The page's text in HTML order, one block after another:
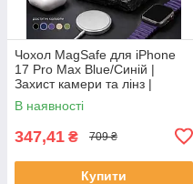
Чохол MagSafe для iPhone
17 Pro Max Blue/Синій |
Захист камери та лінз |
Протиударний Premium Case
В наявності
347,41 ₴ 709 ₴
Купити